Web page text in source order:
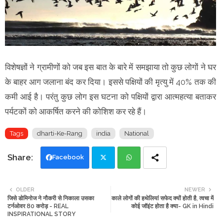
विशेषज्ञों ने ग्रामीणों को जब इस बात के बारे में समझाया तो कुछ लोगों ने घर
के बाहर आग जलाना बंद कर दिया। इससे पक्षियों की मृत्यु में 40% तक की
कमी आई है। परंतु कुछ लोग इस घटना को पक्षियों द्वारा आत्महत्या बताकर
पर्यटकों को आकर्षित करने की कोशिश कर रहे हैं।
Tags dharti-Ke-Rang india National
Facebook
ats
NEWER
काले लोगों की हथेलियां सफेद क्यों होती है, त्वचा में
कोई जॉइंट होता है क्या- GK in Hindi
OLDER
जिसे डोमिनोज ने नौकरी से निकाला उसका
टर्नओवर 80 करोड़ - REAL
INSPIRATIONAL STORY